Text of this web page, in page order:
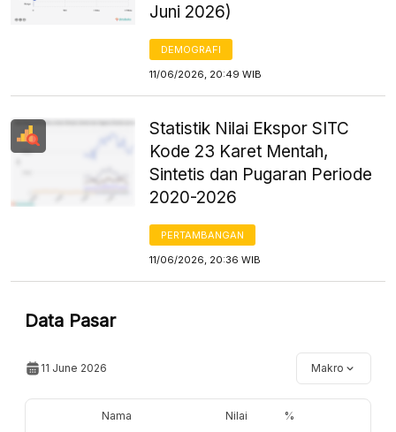
Juni 2026)
DEMOGRAFI
11/06/2026, 20:49 WIB
Statistik Nilai Ekspor SITC
Kode 23 Karet Mentah,
Sintetis dan Pugaran Periode
2020-2026
PERTAMBANGAN
11/06/2026, 20:36 WIB
Data Pasar
11 June 2026 Makro
Nama Nilai %